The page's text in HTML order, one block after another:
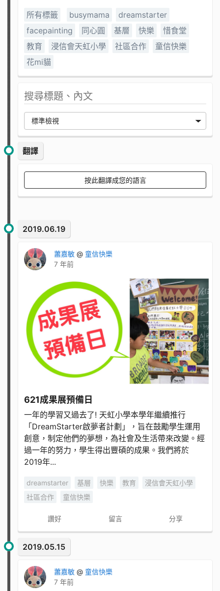
所有標籤 busymama
dreamstarter
facepainting
同心圓 基層 快樂
惜食堂
教育
浸信會天虹小學 社區合作
童信快樂
花mi貓
翻譯
按此翻譯成您的語言
2019.06.19
蕭嘉敏 @ 童信快樂
7 年前
621成果展預備日
一年的學習又過去了! 天虹小學本學年繼續推行
「DreamStarter啟夢者計劃」，旨在鼓勵學生運用
創意，制定他們的夢想，為社會及生活帶來改變。經
過一年的努力，學生得出豐碩的成果。我們將於
2019年...
dreamstarter 基層 快樂 教育
浸信會天虹小學
社區合作
童信快樂
讚好 留言 分享
2019.05.15
蕭嘉敏 @ 童信快樂
7 年前